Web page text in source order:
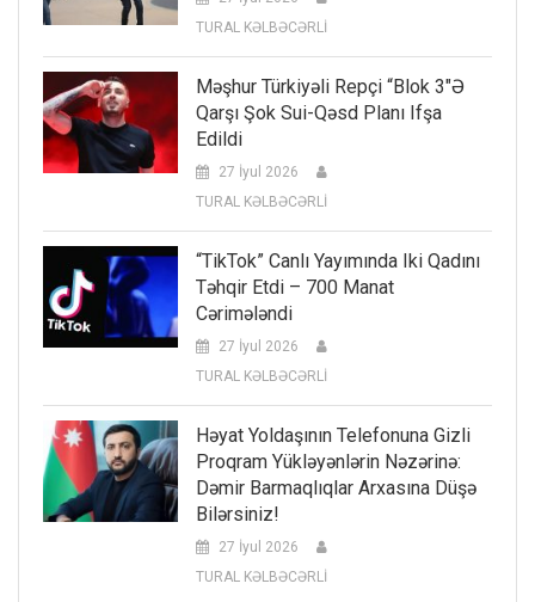
TURAL KƏLBƏCƏRLİ
Məşhur Türkiyəli Repçi “Blok 3″ə
Qarşı Şok Sui-Qəsd Planı Ifşa
Edildi
27 İyul 2026
TURAL KƏLBƏCƏRLİ
“TikTok” Canlı Yayımında Iki Qadını
Təhqir Etdi – 700 Manat
Cərimələndi
27 İyul 2026
TURAL KƏLBƏCƏRLİ
Həyat Yoldaşının Telefonuna Gizli
Proqram Yükləyənlərin Nəzərinə:
Dəmir Barmaqlıqlar Arxasına Düşə
Bilərsiniz!
27 İyul 2026
TURAL KƏLBƏCƏRLİ